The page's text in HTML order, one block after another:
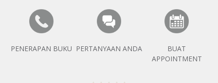
PENERAPAN BUKU PERTANYAAN ANDA
BUAT
APPOINTMENT